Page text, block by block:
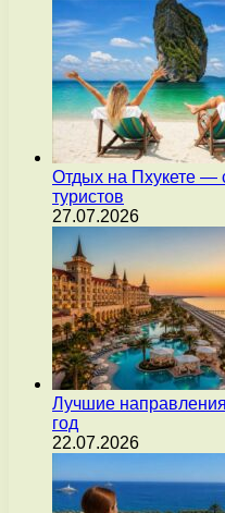
Отдых на Пхукете —
туристов
27.07.2026
Лучшие
год
22.07.2026